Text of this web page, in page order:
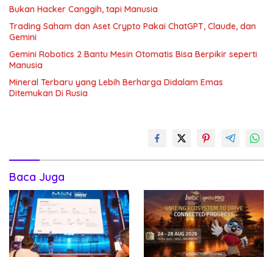
Bukan Hacker Canggih, tapi Manusia
Trading Saham dan Aset Crypto Pakai ChatGPT, Claude, dan
Gemini
Gemini Robotics 2 Bantu Mesin Otomatis Bisa Berpikir seperti
Manusia
Mineral Terbaru yang Lebih Berharga Didalam Emas
Ditemukan Di Rusia
Baca Juga